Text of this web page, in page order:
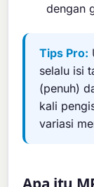
dengan
Tips Pro:
selalu isi
(penuh)
kali
variasi